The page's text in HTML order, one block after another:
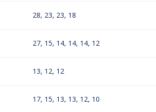
28, 23, 23, 18
27, 15, 14, 14, 14, 12
13, 12, 12
17, 15, 13, 13, 12, 10